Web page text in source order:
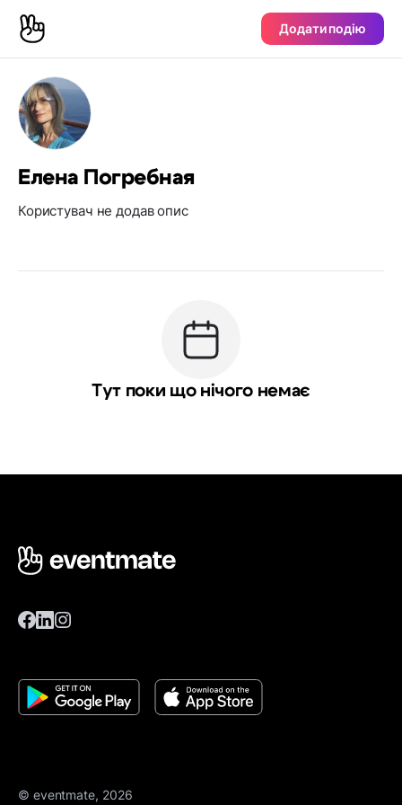
Додати подію
Елена Погребная
Користувач не додав опис
Тут поки що нічого немає
© eventmate, 2026